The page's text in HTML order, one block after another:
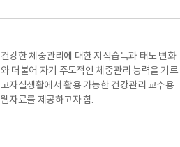
건강한 체중관리에 대한 지식습득과 태도 변화
와 더불어 자기 주도적인 체중관리 능력을 기르
고자실생활에서 활용 가능한 건강관리 교수용
웹자료를 제공하고자 함.